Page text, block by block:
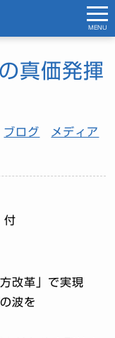
真価発揮
ブログ
メディア
付
改革」で実現
波を
MENU